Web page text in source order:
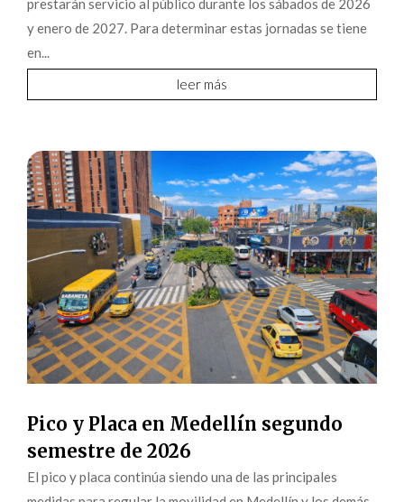
prestarán servicio al público durante los sábados de 2026
y enero de 2027. Para determinar estas jornadas se tiene
en...
leer más
Pico y Placa en Medellín segundo
semestre de 2026
El pico y placa continúa siendo una de las principales